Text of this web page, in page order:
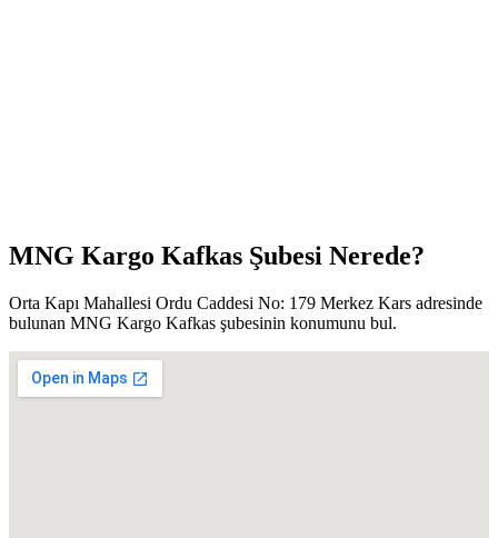
MNG Kargo Kafkas Şubesi Nerede?
Orta Kapı Mahallesi Ordu Caddesi No: 179 Merkez Kars adresinde
bulunan MNG Kargo Kafkas şubesinin konumunu bul.